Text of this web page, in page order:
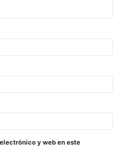
y web en este